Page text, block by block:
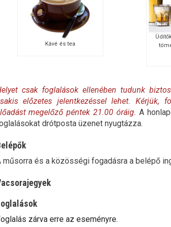
Kávé és tea
csak foglalások ellenében tudunk
előzetes jelentkezéssel lehet. Kérjük,
megelőző péntek 21.00 óráig. A
drótposta üzenet nyugtázza.
műsorra és a közösségi fogadásra a belépő
zárva erre az eseményre.